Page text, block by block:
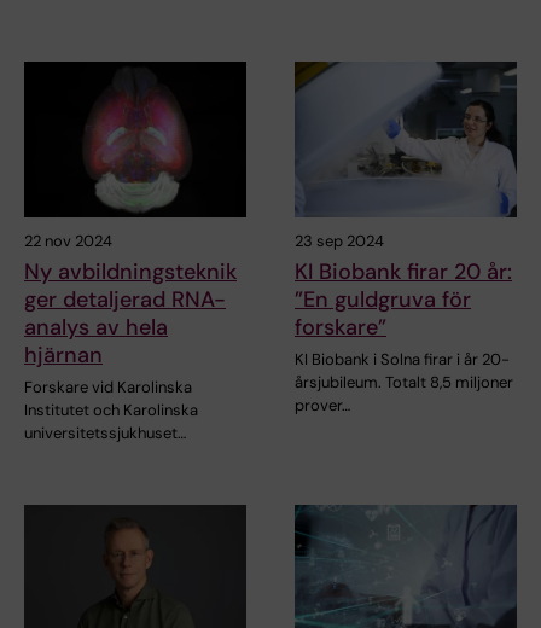
22 nov 2024
Ny avbildningsteknik
ger detaljerad RNA-
analys av hela
hjärnan
Forskare vid Karolinska
Institutet och Karolinska
universitetssjukhuset…
23 sep 2024
KI Biobank firar 20 år:
”En guldgruva för
forskare”
KI Biobank i Solna firar i år 20-
årsjubileum. Totalt 8,5 miljoner
prover…